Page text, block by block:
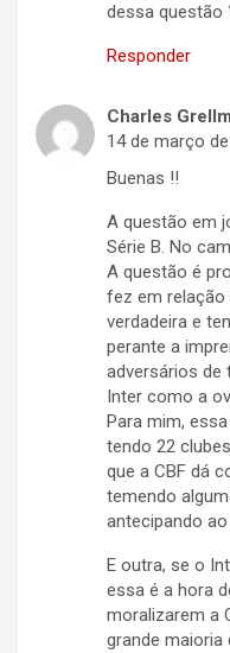
dessa questão
Responder
Charles
14 de março
Buenas !!
A questão em
Série B. No
A questão é
fez em relação
verdadeira e
perante a
adversários de
Inter como a
Para mim,
tendo 22
que a CBF dá
temendo
antecipando
E outra, se o
essa é a hora
moralizarem a
grande maioria